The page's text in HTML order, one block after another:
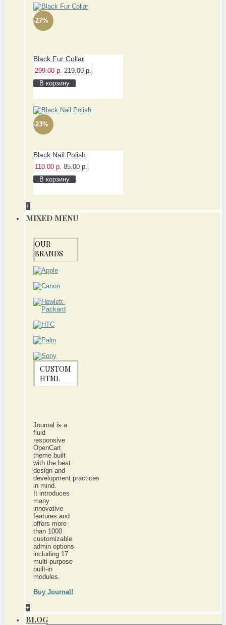
-27%
Black Fur Collar
299.00 р. 219.00 р.
В корзину
-23%
Black Nail Polish
110.00 р. 85.00 р.
В корзину
+
MIXED MENU
OUR
BRANDS
CUSTOM
HTML
Journal is a
fluid
responsive
OpenCart
theme built
with the best
design and
development practices
in mind.
It introduces
many
innovative
features and
offers more
than 1000
customizable
admin options
including 17
multi-purpose
built-in
modules.
Buy Journal!
+
BLOG